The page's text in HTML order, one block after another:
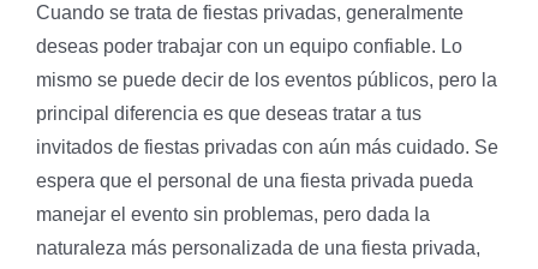
Cuando se trata de fiestas privadas, generalmente
deseas poder trabajar con un equipo confiable. Lo
mismo se puede decir de los eventos públicos, pero la
principal diferencia es que deseas tratar a tus
invitados de fiestas privadas con aún más cuidado. Se
espera que el personal de una fiesta privada pueda
manejar el evento sin problemas, pero dada la
naturaleza más personalizada de una fiesta privada,